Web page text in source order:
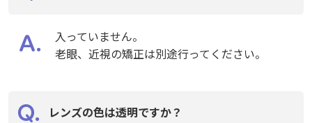
入っていません。
老眼、近視の矯正は別途行ってください。
レンズの色は透明ですか？
入っていません。
老眼、近視の矯正は別途行ってください。
レンズの色は透明ですか？